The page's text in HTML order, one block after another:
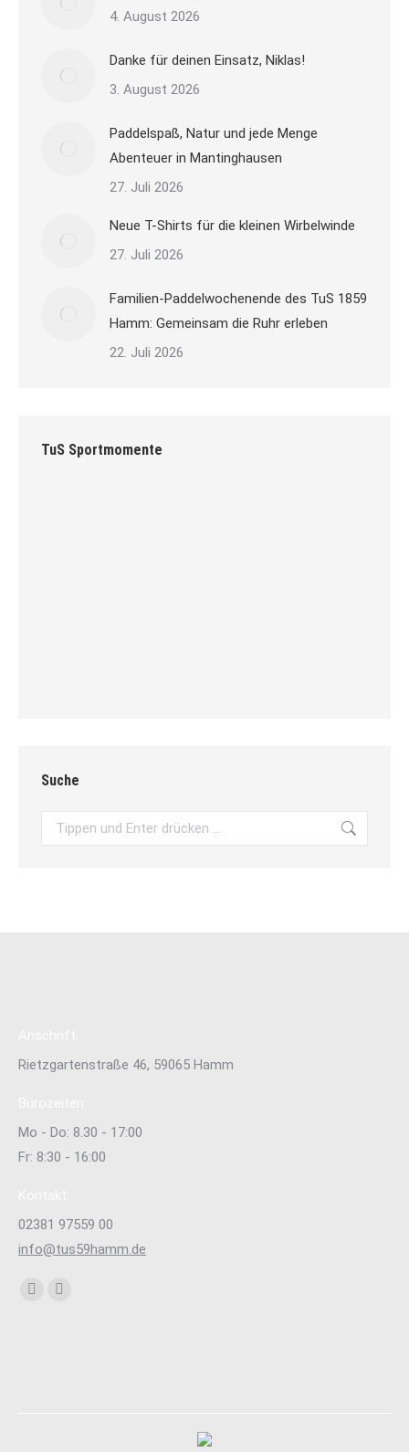
4. August 2026
Danke für deinen Einsatz, Niklas!
3. August 2026
Paddelspaß, Natur und jede Menge
Abenteuer in Mantinghausen
27. Juli 2026
Neue T-Shirts für die kleinen Wirbelwinde
27. Juli 2026
Familien-Paddelwochenende des TuS 1859
Hamm: Gemeinsam die Ruhr erleben
22. Juli 2026
TuS Sportmomente
Suche
Search:
Rietzgartenstraße 46, 59065 Hamm
Mo - Do: 8.30 - 17:00
Fr: 8:30 - 16:00
02381 97559 00
info@tus59hamm.de
Finden Sie uns auf: